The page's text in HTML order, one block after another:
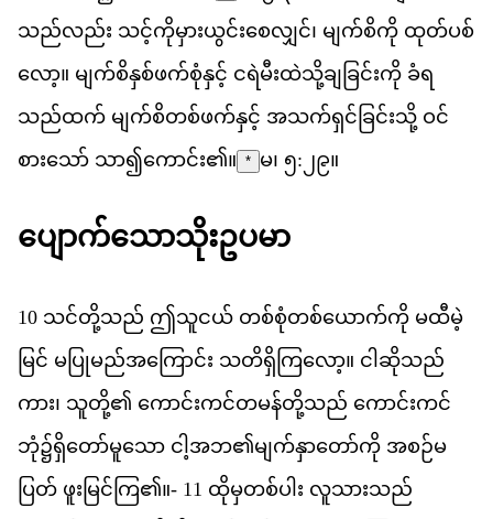
သညလည သငကမယငစလင်၊ မကစက ထတပစ
လော့။ မကစနစဖကစနင ငရမထသခ ခငက ခရ
သညထက မကစတစဖကနင အသကရင ခငသ ဝင
စသ သာ၍​ကင်း၏။ * မ၊ ၅:၂၉။
ပကသသဥပမ
10 သငတသည ဤသငယ တစစတစယကက မထမ
မင မ ပမညအကင သတရ ကလော့။ င ဆသည
ကား၊ သတို့၏ ကငကငတမနတသည ကငကင
ဘုံ၌​ရတမသ င အဘ၏မကနတက အစဉမ
ပတ ဖ မင ကြ၏။- 11 ထမတစပ လသသည